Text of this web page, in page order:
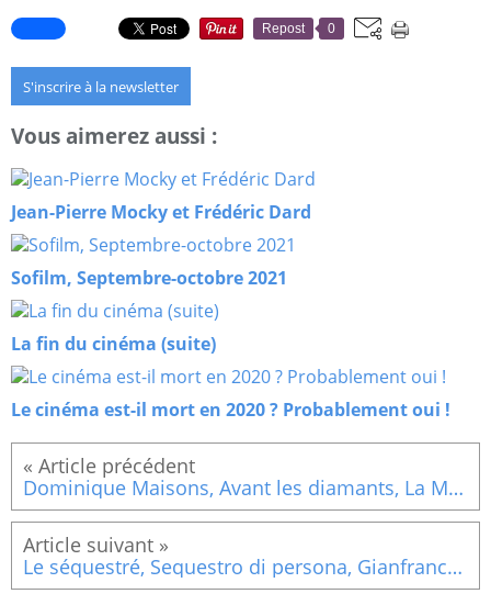
Repost 0
S'inscrire à la newsletter
Vous aimerez aussi :
Jean-Pierre Mocky et Frédéric Dard
Sofilm, Septembre-octobre 2021
La fin du cinéma (suite)
Le cinéma est-il mort en 2020 ? Probablement oui !
Dominique Maisons, Avant les diamants, La Martinière, 2020
Le séquestré, Sequestro di persona, Gianfranco Mingozzi, 1968